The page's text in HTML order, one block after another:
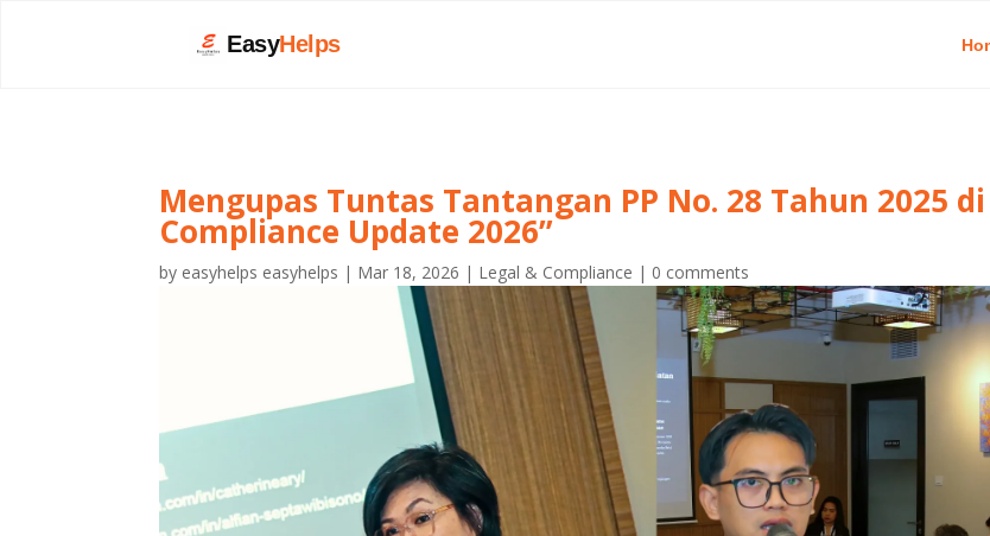
EasyHelps
Mengupas Tuntas Tantangan PP No. 28 Tahun 2025
Compliance Update 2026”
by easyhelps easyhelps | Mar 18, 2026 | Legal & Compliance | 0 comments